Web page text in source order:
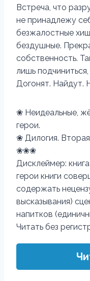
Встреча, что
не принадлежу
безжалостные
бездушные.
собственность.
лишь
Догонят. Найдут.
❀ Неидеальные,
герои.
❀ Дилогия.
❀❀❀
Дисклеймер:
герои книги
содержать
высказывания)
напитков
Читать без